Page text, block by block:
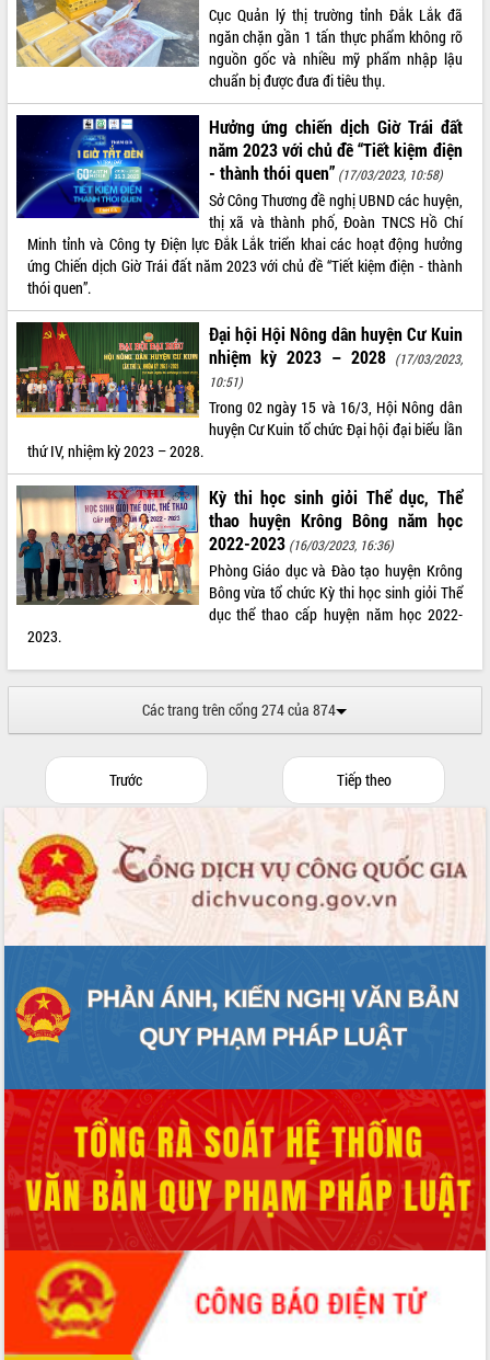
Cục Quản lý thị trường tỉnh Đắk Lắk đã
ngăn chặn gần 1 tấn thực phẩm không rõ
nguồn gốc và nhiều mỹ phẩm nhập lậu
chuẩn bị được đưa đi tiêu thụ.
Hưởng ứng chiến dịch Giờ Trái đất
năm 2023 với chủ đề “Tiết kiệm điện
- thành thói quen” (17/03/2023, 10:58)
Sở Công Thương đề nghị UBND các huyện,
thị xã và thành phố, Đoàn TNCS Hồ Chí
Minh tỉnh và Công ty Điện lực Đắk Lắk triển khai các hoạt động hưởng
ứng Chiến dịch Giờ Trái đất năm 2023 với chủ đề “Tiết kiệm điện - thành
thói quen”.
Đại hội Hội Nông dân huyện Cư Kuin
nhiệm kỳ 2023 – 2028 (17/03/2023,
10:51)
Trong 02 ngày 15 và 16/3, Hội Nông dân
huyện Cư Kuin tổ chức Đại hội đại biểu lần
thứ IV, nhiệm kỳ 2023 – 2028.
Kỳ thi học sinh giỏi Thể dục, Thể
thao huyện Krông Bông năm học
2022-2023 (16/03/2023, 16:36)
Phòng Giáo dục và Đào tạo huyện Krông
Bông vừa tổ chức Kỳ thi học sinh giỏi Thể
dục thể thao cấp huyện năm học 2022-
2023.
Các trang trên cổng 274 của 874
Trước Tiếp theo